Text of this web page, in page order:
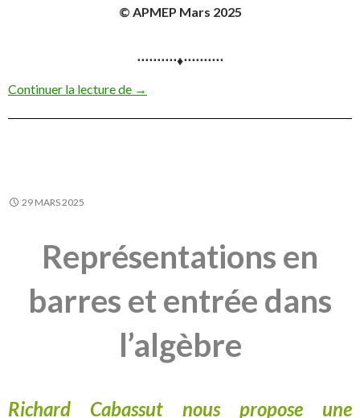
© APMEP Mars 2025
⋅⋅⋅⋅⋅⋅⋅⋅⋅⋅♦⋅⋅⋅⋅⋅⋅⋅⋅⋅⋅
Continuer la lecture de Des chiffres et des lettres
→
29 MARS 2025
Représentations en
barres et entrée dans
l’algèbre
Richard Cabassut nous propose une